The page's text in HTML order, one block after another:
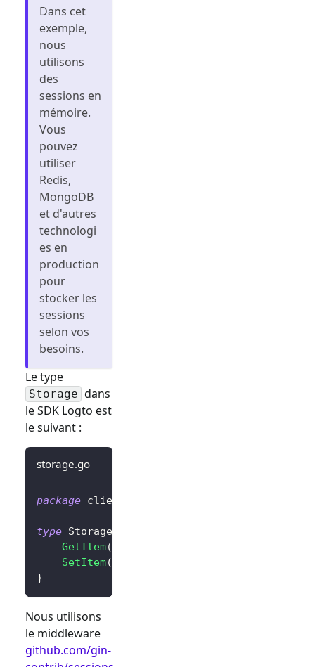
Dans cet
exemple,
nous
utilisons
des
sessions en
mémoire.
Vous
pouvez
utiliser
Redis,
MongoDB
et d'autres
technologi
es en
production
pour
stocker les
sessions
selon vos
besoins.
Le type
Storage dans
le SDK Logto est
le suivant :
storage.go
package client
type Storage
GetItem(
SetItem(
}
Nous utilisons
le middleware
github.com/gin-